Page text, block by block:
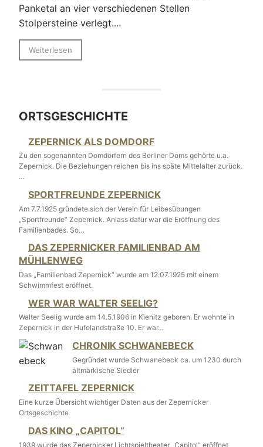
Panketal an vier verschiedenen Stellen
Stolpersteine verlegt....
Weiterlesen
ORTSGESCHICHTE
ZEPERNICK ALS DOMDORF
Zu den sogenannten Domdörfern des Berliner Doms gehörte u.a.
Zepernick. Die Beziehungen reichen bis ins späte Mittelalter zurück.
…
SPORTFREUNDE ZEPERNICK
Am 7.7.1925 gründete sich der Verein für Leibesübungen
„Sportfreunde“ Zepernick. Anlass dafür war die Eröffnung des
Familienbades. So…
DAS ZEPERNICKER FAMILIENBAD AM
MÜHLENWEG
Das „Familienbad Zepernick“ wurde am 12.07.1925 mit einem
Schwimmfest eröffnet.
WER WAR WALTER SEELIG?
Walter Seelig wurde am 14.5.1906 in Kienitz geboren. Er wohnte in
Zepernick in der Hufelandstraße 10. Er war…
CHRONIK SCHWANEBECK
Gegründet wurde Schwanebeck ca. um 1230 durch
altmärkische Siedler
ZEITTAFEL ZEPERNICK
Eine kurze Übersicht wichtiger Daten aus der Zepernicker
Ortsgeschichte
DAS KINO „CAPITOL“
1939 wurde das Zepernicker Lichtspieltheater „Capitol“ eröffnet